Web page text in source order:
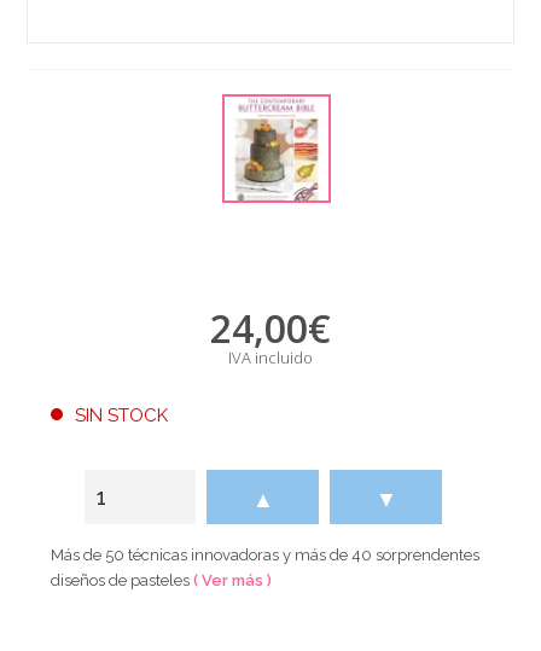
24,00€
IVA incluido
SIN STOCK
▲ ▼
Más de 50 técnicas innovadoras y más de 40 sorprendentes
diseños de pasteles( Ver más )